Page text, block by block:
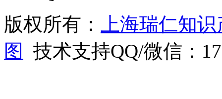
版权所有：
上海瑞仁知
图
技术支持QQ/微信：